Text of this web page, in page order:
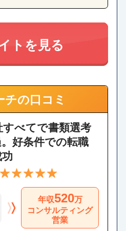
トを見る
チの口コミ
すべてで書類選考
好条件での転職
年収520万
コンサルティング
営業